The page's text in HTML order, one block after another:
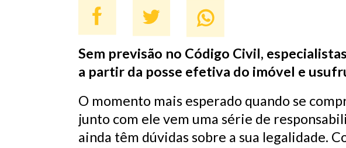
Sem previsão no Código Civil,
a partir da posse efetiva do imóvel e
O momento mais esperado quando se
junto com ele vem uma série de
ainda têm dúvidas sobre a sua legalidade.